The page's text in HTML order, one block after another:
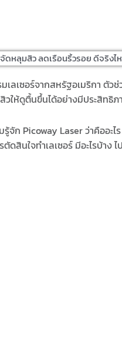
ดหลุมสิว ลดเรือนริ้วรอย ดีจริงไ
เลเซอร์จากสหรัฐอเมริกา ตั
ให้ดูตื้นขึ้นได้อย่างมีประสิทธิภ
รู้จัก Picoway Laserว่าคืออะ
ดสินใจทำเลเซอร์ มีอะไรบ้าง